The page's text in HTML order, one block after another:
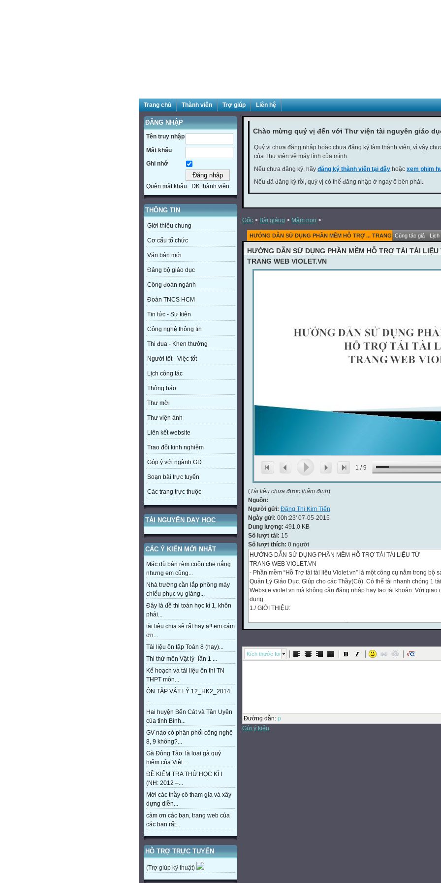
Trang chủ Thành viên Trợ giúp Liên hệ
ĐĂNG NHẬP
Tên truy nhập
Mật khẩu
Ghi nhớ
Quên mật khẩu ĐK thành viên
THÔNG TIN
Giới thiệu chung
Cơ cấu tổ chức
Văn bản mới
Đảng bộ giáo dục
Công đoàn ngành
Đoàn TNCS HCM
Tin tức - Sự kiện
Công nghệ thông tin
Thi đua - Khen thưởng
Người tốt - Việc tốt
Lịch công tác
Thông báo
Thư mời
Thư viện ảnh
Liên kết website
Trao đổi kinh nghiệm
Góp ý với ngành GD
Soạn bài trực tuyến
Các trang trực thuộc
TÀI NGUYÊN DẠY HỌC
CÁC Ý KIẾN MỚI NHẤT
Mặc dù bán rèm cuốn che nắng
nhưng em cũng...
Nhà trường cần lắp phông máy
chiếu phục vụ giảng...
Đây là đề thi toán học kì 1, khôn
phải...
tài liệu chia sẻ rất hay ạ!! em cám
ơn...
Tài liệu ôn tập Toán 8 (hay)...
Thi thử môn Vật lý_lần 1 ...
Kế hoạch và tài liệu ôn thi TN
THPT môn...
ÔN TẬP VẬT LÝ 12_HK2_2014
...
Hai huyện Bến Cát và Tân Uyên
của tỉnh Bình...
GV nào có phân phối công nghệ
8, 9 không?...
Gà Đông Tảo: là loại gà quý
hiếm của Việt...
ĐỀ KIỂM TRA THỬ HỌC KÌ I
(NH: 2012 –...
Mời các thầy cô tham gia và xây
dựng diễn...
cảm ơn các bạn, trang web của
các bạn rất...
HỖ TRỢ TRỰC TUYẾN
(Trợ giúp kỹ thuật)
Chào mừng quý vị đến với Thư viện tài nguyên giáo
Quý vị chưa đăng nhập hoặc chưa đăng ký làm thành viên, vì vậy
của Thư viện về máy tính của mình.
Nếu chưa đăng ký, hãy đăng ký thành viên tại đây hoặc xem phim
Nếu đã đăng ký rồi, quý vị có thể đăng nhập ở ngay ô bên phải.
Gốc > Bài giảng > Mầm non >
HƯỚNG DẪN SỬ DỤNG PHẦN MỀM HỖ TRỢ ... TRANG WEB VIOLET.VN
Cùng tác giả
HƯỚNG DẪN SỬ DỤNG PHẦN MỀM HỖ TRỢ TẢI TÀI LIỆU
TRANG WEB VIOLET.VN
1 /9
(Tài liệu chưa được thẩm định)
Nguồn:
Người gửi: Đặng Thị Kim Tiến
Ngày gửi: 00h:23' 07-05-2015
Dung lượng: 491.0 KB
Số lượt tải: 15
Số lượt thích: 0 người
HƯỚNG DẪN SỬ DỤNG PHẦN MỀM HỖ TRỢ TẢI TÀI LIỆU TỪ
TRANG WEB VIOLET.VN
- Phần mềm “Hỗ Trợ tải tài liệu Violet.vn” là một công cụ nằm trong bộ
Quản Lý Giáo Dục. Giúp cho các Thầy(Cô). Có thể tải nhanh chóng 1
Website violet.vn mà không cần đăng nhập hay tạo tài khoản. Với giao
dụng.
1./ GIỚI THIỆU:
Bước 2: Hộp thoại “File Download” xuất hiện. Bạn cần chọn chức năng
tính.
vẫn còn có thể một số lỗi. Nhưng hiện tại nó đang được hoàn thiện
trong 1 bộ công cụ quản lý hệ thống tài nguyên của trường Mầm non
mắt trong thời gian tới.
Kích thước font
Đường dẫn: p
Gửi ý kiến